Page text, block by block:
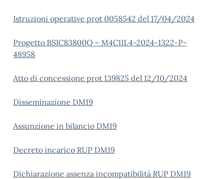
Istruzioni operative prot 0058542 del 17/04/2024
Progetto BSIC83800Q – M4C1I1.4-2024-1322-P-
48958
Atto di concessione prot 139825 del 12/10/2024
Disseminazione DM19
Assunzione in bilancio DM19
Decreto incarico RUP DM19
Dichiarazione assenza incompatibilità RUP DM19